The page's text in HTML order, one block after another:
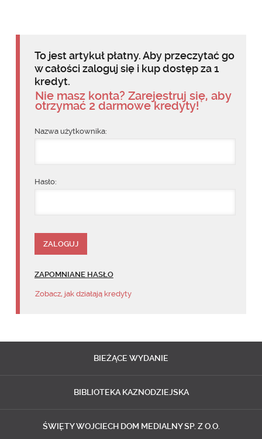
To jest artykuł płatny. Aby przeczytać go
w całości zaloguj się i kup dostęp za 1
kredyt.
Nie masz konta? Zarejestruj się, aby
otrzymać 2 darmowe kredyty!
Nazwa użytkownika:
Hasło:
ZAPOMNIANE HASŁO
Zobacz, jak działają kredyty
BIEŻĄCE WYDANIE
BIBLIOTEKA KAZNODZIEJSKA
ŚWIĘTY WOJCIECH DOM MEDIALNY SP. Z O.O.